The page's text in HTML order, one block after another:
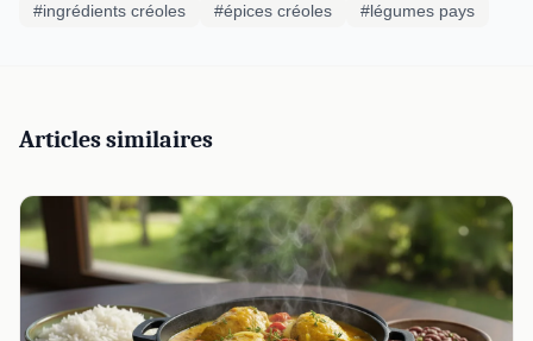
#ingrédients créoles
#épices créoles #légumes pays
Articles similaires